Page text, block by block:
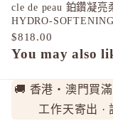
cle de peau 鉑鑽凝亮
HYDRO-SOFTENING
LOTION 170mL （滋
清爽－藍）
$818.00
You may also
🚚 香港・澳門買
工作天寄出 ·